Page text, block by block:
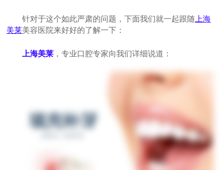
针对于这个如此严肃的问题，下面我们就一起跟随 上海
美莱美容医院来好好的了解一下：
上海美莱 ，专业口腔专家向我们详细说道：